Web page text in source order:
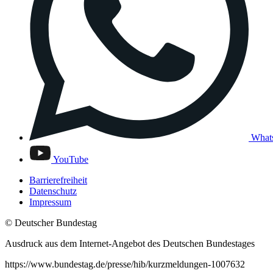
YouTube
Barrierefreiheit
Datenschutz
Impressum
© Deutscher Bundestag
Ausdruck aus dem Internet-Angebot des Deutschen Bundestages
https://www.bundestag.de/presse/hib/kurzmeldungen-1007632